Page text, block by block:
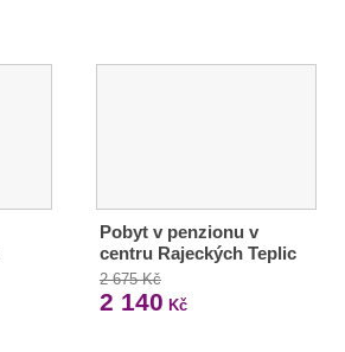
Pobyt v penzionu v
centru Rajeckých Teplic
2 675 Kč
2 140 Kč